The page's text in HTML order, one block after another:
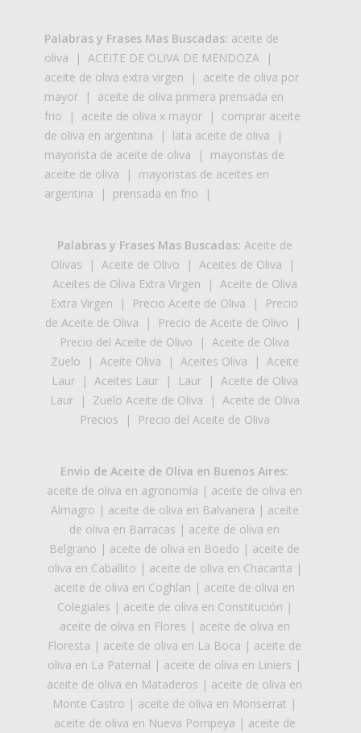
Palabras y Frases Mas Buscadas: aceite de
oliva | ACEITE DE OLIVA DE MENDOZA |
aceite de oliva extra virgen | aceite de oliva por
mayor | aceite de oliva primera prensada en
frio | aceite de oliva x mayor | comprar aceite
de oliva en argentina | lata aceite de oliva |
mayorista de aceite de oliva | mayoristas de
aceite de oliva | mayoristas de aceites en
argentina | prensada en frio |
Palabras y Frases Mas Buscadas: Aceite de
Olivas | Aceite de Olivo | Aceites de Oliva |
Aceites de Oliva Extra Virgen | Aceite de Oliva
Extra Virgen | Precio Aceite de Oliva |
Precio
de Aceite de Oliva | Precio de Aceite de Olivo |
Precio del Aceite de Olivo | Aceite de Oliva
Zuelo | Aceite Oliva | Aceites Oliva | Aceite
Laur| Aceites Laur| Laur| Aceite de Oliva
Laur| Zuelo Aceite de Oliva | Aceite de Oliva
Precios | Precio del Aceite de Oliva
Envio de Aceite de Oliva en Buenos Aires:
aceite de oliva en agronomía | aceite de oliva en
Almagro | aceite de oliva en Balvanera | aceite
de oliva en Barracas | aceite de oliva en
Belgrano | aceite de oliva en Boedo | aceite de
oliva en Caballito | aceite de oliva en Chacarita |
aceite de oliva en Coghlan | aceite de oliva en
Colegiales | aceite de oliva en Constitución |
aceite de oliva en Flores | aceite de oliva en
Floresta | aceite de oliva en La Boca | aceite de
oliva en La Paternal | aceite de oliva en Liniers |
aceite de oliva en Mataderos | aceite de oliva en
Monte Castro | aceite de oliva en Monserrat |
aceite de oliva en Nueva Pompeya | aceite de